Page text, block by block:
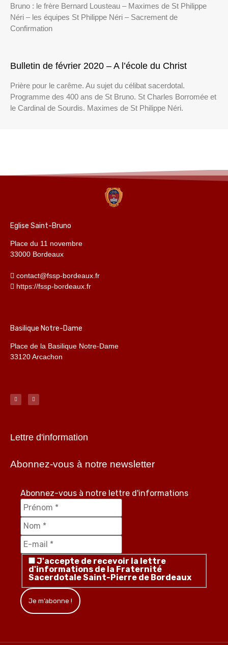
Bruno : le frère Bernard Lousteau – Maximes de St Philippe
Néri – les équipes St Philippe Néri – Sacrement de
Confirmation
Bulletin de février 2020 – A l’école du Christ
Prière pour le carême. Au sujet du célibat sacerdotal.
Programme des 400 ans de St Bruno. St Charles Borromée et
le Cardinal de Sourdis. Maximes de St Philippe Néri.
Eglise Saint-Bruno
Place du 11 novembre
33000 Bordeaux
contact@fssp-bordeaux.fr
https://fssp-bordeaux.fr
Basilique Notre-Dame
Place de la Basilique Notre-Dame
33120 Arcachon
Lettre d'information
Abonnez-vous à notre newsletter
Abonnez-vous à notre lettre d'informations
J'accepte de recevoir la lettre
d'informations de la Fraternité
Sacerdotale Saint-Pierre de Bordeaux